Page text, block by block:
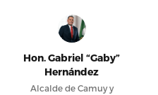
Hon. Gabriel “Gaby”
Hernández
Alcalde de Camuy y